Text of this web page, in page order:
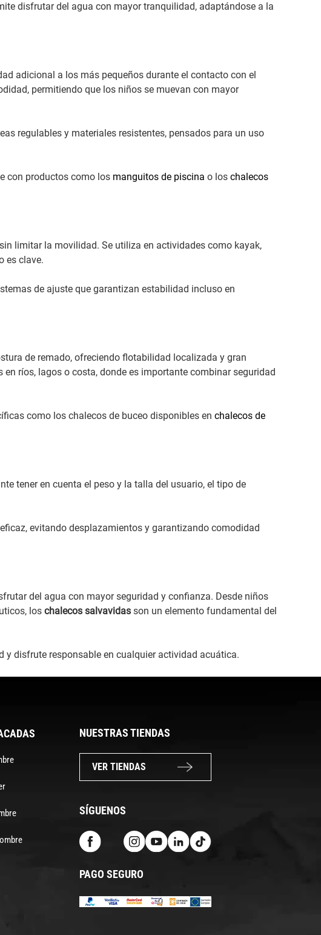
disfrutar del agua con mayor tranquilidad, adaptándose a la
adicional a los más pequeños durante el contacto con el
permitiendo que los niños se muevan con mayor
regulables y materiales resistentes, pensados para un uso
con productos como los manguitos de piscina o loschalecos
limitar la movilidad. Se utiliza en actividades como kayak,
es clave.
de ajuste que garantizan estabilidad incluso en
de remado, ofreciendo flotabilidad localizada y gran
ríos, lagos o costa, donde es importante combinar seguridad
como los chalecos de buceo disponibles enchalecos de
tener en cuenta el peso y la talla del usuario, el tipo de
evitando desplazamientos y garantizando comodidad
del agua con mayor seguridad y confianza. Desde niños
loschalecos salvavidas son un elemento fundamental del
y disfrute responsable en cualquier actividad acuática.
NUESTRAS TIENDAS
VER TIENDAS
SÍGUENOS
PAGO SEGURO